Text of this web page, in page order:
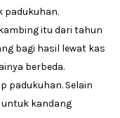
padukuhan.
itu dari tahun
bagi hasil lewat kas
berbeda.
padukuhan. Selain
kandang